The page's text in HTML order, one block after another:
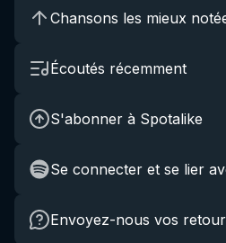
Chansons les mieux
Écoutés récemment
S'abonner à Spotalike
Se connecter et se lier
Envoyez-nous vos